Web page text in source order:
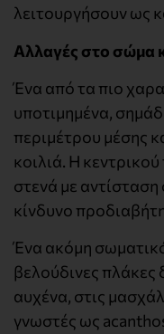
λειτουργήσουν ως
Αλλαγές στο σώμα
Ένα από τα πιο
υποτιμημένα,
περιμέτρου μέσης
κοιλιά. Η
στενά με αντίσταση
κίνδυνο
Ένα ακόμη
βελούδινες
αυχένα, στις
γνωστές ως